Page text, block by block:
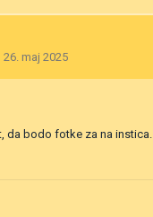
26. maj 2025
da bodo fotke za na instica.